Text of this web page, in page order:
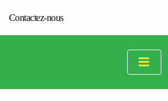
Contactez-nous